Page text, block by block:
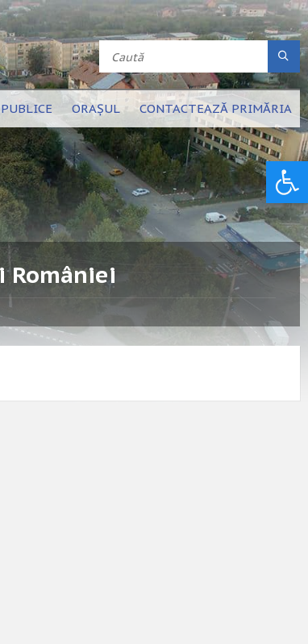
ORAȘUL CONTACTEAZĂ PRIMĂRIA
României
Deschide bara de unelte